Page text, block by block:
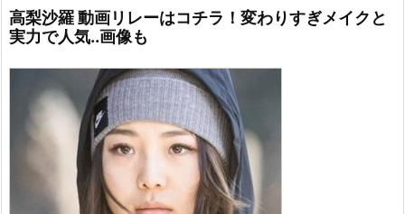
高梨沙羅 動画リレーはコチラ！変わりすぎメイクと
実力で人気..画像も